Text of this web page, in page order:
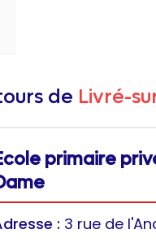
de Livré-
primaire
: 3 rue de